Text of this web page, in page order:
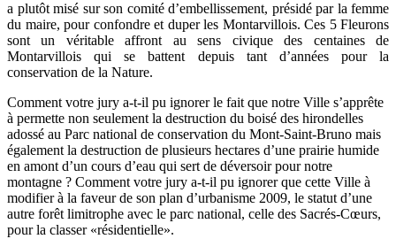
a plutôt misé sur son comité d’embellissement, présidé par la femme
du maire, pour confondre et duper les Montarvillois. Ces 5 Fleurons
sont un véritable affront au sens civique des centaines de
Montarvillois qui se battent depuis tant d’années pour la
conservation de la Nature.
Comment votre jury a-t-il pu ignorer le fait que notre Ville s’apprête
à permette non seulement la destruction du boisé des hirondelles
adossé au Parc national de conservation du Mont-Saint-Bruno mais
également la destruction de plusieurs hectares d’une prairie humide
en amont d’un cours d’eau qui sert de déversoir pour notre
montagne ? Comment votre jury a-t-il pu ignorer que cette Ville à
modifier à la faveur de son plan d’urbanisme 2009, le statut d’une
autre forêt limitrophe avec le parc national, celle des Sacrés-Cœurs,
pour la classer «résidentielle».